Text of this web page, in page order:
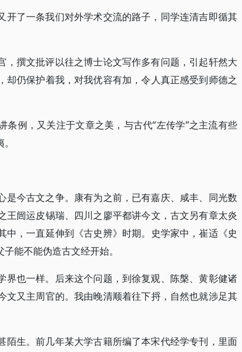
开了一条我们对外学术交流的路子，同学连清吉即循其
，撰文批评以往之博士论文写作多有问题，引起轩然大
仍保护着我，对我优容有加，令人真正感受到师德之
例，又关注于文章之美，与古代“左传学”之主流有些
是今古文之争。康有为之前，已有嘉庆、咸丰、同光数
闿运皮锡瑞、四川之廖平都讲今文，古文另有章太炎
，一直延伸到《古史辨》时期。史学家中，崔适《史
能不能伪造古文经开始。
界也一样。后来这个问题，到徐复观、陈槃、黄彰健诸
文又主周官的。我由晚清顺着往下捋，自然也就涉足其
陌生。前几年某大学古籍所编了本宋代经学专刊，里面